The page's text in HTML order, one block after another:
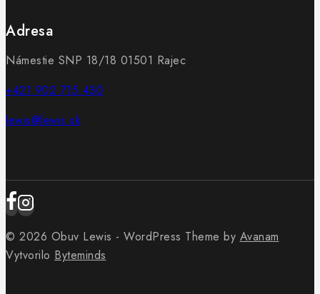
Adresa
Námestie SNP 18/18 01501 Rajec
+421 902 715 430
lewis@lewis.sk
© 2026 Obuv Lewis - WordPress Theme by Avanam
Vytvorilo Byteminds